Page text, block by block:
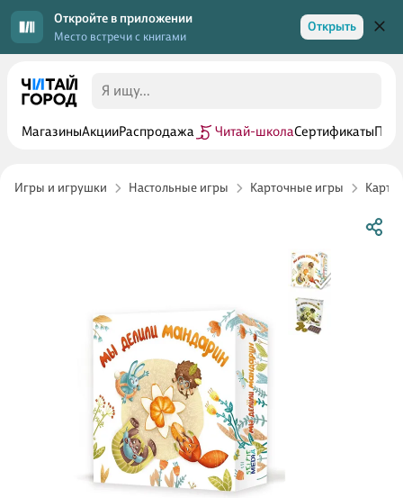
Откройте в приложении
Место встречи с книгами
Открыть
МагазиныАкцииРаспродажа Читай-школаСертификаты
Игры и игрушки Настольные игры Карточные игры